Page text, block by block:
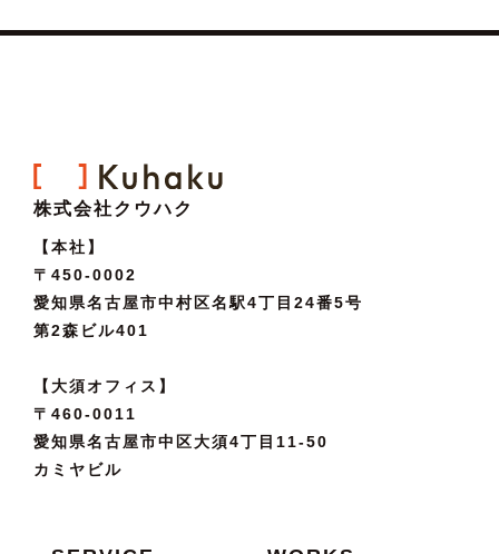
株式会社クウハク
【本社】
〒450-0002
愛知県名古屋市中村区名駅4丁目24番5号
第2森ビル401
【大須オフィス】
〒460-0011
愛知県名古屋市中区大須4丁目11-50
カミヤビル